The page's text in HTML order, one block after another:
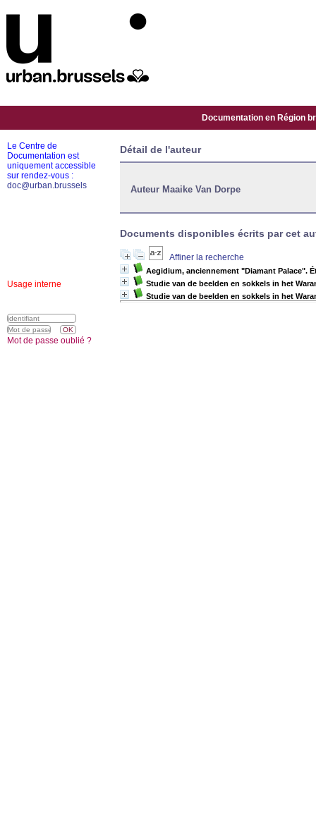
Documentation en Région
Détail de l'auteur
Auteur Maaike Van Dorpe
Documents disponibles écrits par cet
Affiner la recherche
Aegidium, anciennement "Diamant Palace".
Studie van de beelden en sokkels in het
Studie van de beelden en sokkels in het
Le Centre de
Documentation est
uniquement accessible
sur rendez-vous :
doc@urban.brussels
Usage interne
Mot de passe oublié ?